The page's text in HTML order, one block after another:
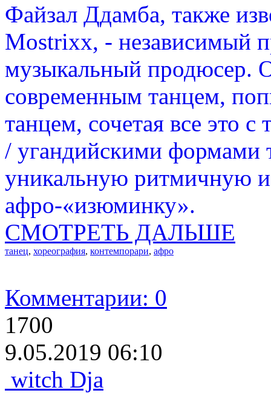
Файзал Ддамба, также
Mostrixx, - независимый
музыкальный продюсер.
современным танцем,
танцем, сочетая все это
/ угандийскими формами
уникальную ритмичную
афро-«изюминку».
СМОТРЕТЬ ДАЛЬШЕ
танец, хореография, контемпорари, афро
Комментарии: 0
1700
9.05.2019 06:10
witch Dja